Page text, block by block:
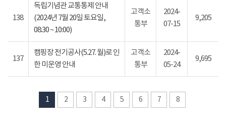
138
독립기념관 교통통제 안내
(2024년 7월 20일 토요일,
08:30 ~ 10:00)
고객소
통부
2024-
07-15
9,205
137
캠핑장 전기공사(5.27. 월)로 인
한 미운영 안내
고객소
통부
2024-
05-24
9,695
1 2 3 4 5 6 7 8